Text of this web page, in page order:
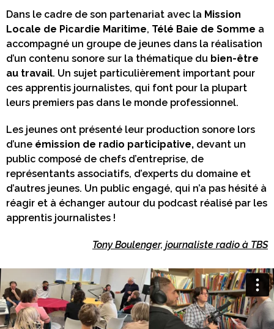
Dans le cadre de son partenariat avec la Mission
Locale de Picardie Maritime, Télé Baie de Somme a
accompagné un groupe de jeunes dans la réalisation
d’un contenu sonore sur la thématique du bien-être
au travail. Un sujet particulièrement important pour
ces apprentis journalistes, qui font pour la plupart
leurs premiers pas dans le monde professionnel.
Les jeunes ont présenté leur production sonore lors
d’une émission de radio participative, devant un
public composé de chefs d’entreprise, de
représentants associatifs, d’experts du domaine et
d’autres jeunes. Un public engagé, qui n’a pas hésité à
réagir et à échanger autour du podcast réalisé par les
apprentis journalistes !
Tony Boulenger, journaliste radio à TBS